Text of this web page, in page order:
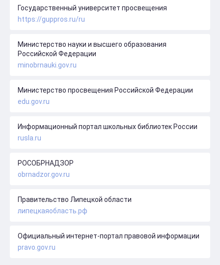
Государственный университет просвещения
https://guppros.ru/ru
Министерство науки и высшего образования
Российской Федерации
minobrnauki.gov.ru
Министерство просвещения Российской Федерации
edu.gov.ru
Информационный портал школьных библиотек России
rusla.ru
РОСОБРНАДЗОР
obrnadzor.gov.ru
Правительство Липецкой области
липецкаяобласть.рф
Официальный интернет-портал правовой информации
pravo.gov.ru